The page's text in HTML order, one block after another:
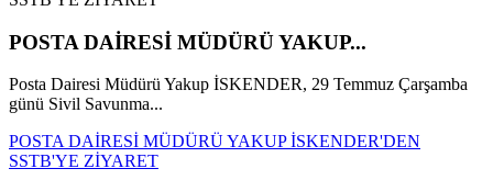
POSTA DAİRESİ MÜDÜRÜ YAKUP...
Posta Dairesi Müdürü Yakup İSKENDER, 29 Temmuz Çarşamba
günü Sivil Savunma...
POSTA DAİRESİ MÜDÜRÜ YAKUP İSKENDER'DEN
SSTB'YE ZİYARET